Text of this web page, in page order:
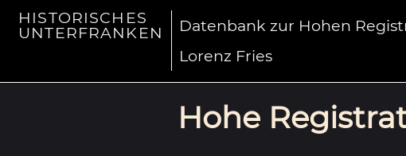
HISTORISCHES
UNTERFRANKEN
Datenbank zur Hohen
Lorenz Fries
Hohe